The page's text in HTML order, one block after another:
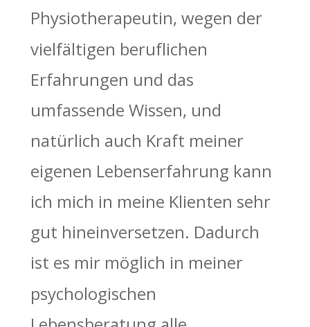
Physiotherapeutin, wegen der
vielfältigen beruflichen
Erfahrungen und das
umfassende Wissen, und
natürlich auch Kraft meiner
eigenen Lebenserfahrung kann
ich mich in meine Klienten sehr
gut hineinversetzen. Dadurch
ist es mir möglich in meiner
psychologischen